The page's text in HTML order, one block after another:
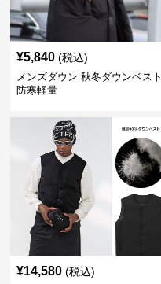
¥5,840 (税込)
メンズダウン 秋冬ダウンベスト
防寒軽量
¥14,580 (税込)